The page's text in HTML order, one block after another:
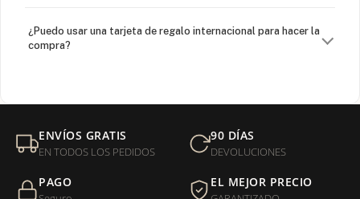
¿Puedo usar una tarjeta de regalo internacional para hacer la
compra?
Mi orden fue devuelta por USPS, ¿qué hago para que sea
entregada?
¿Sus productos son libres de níquel?
ENVÍOS GRATIS
EN TODOS LOS PEDIDOS
90 DÍAS
DEVOLUCIONES
PAGO EL MEJOR PRECIO